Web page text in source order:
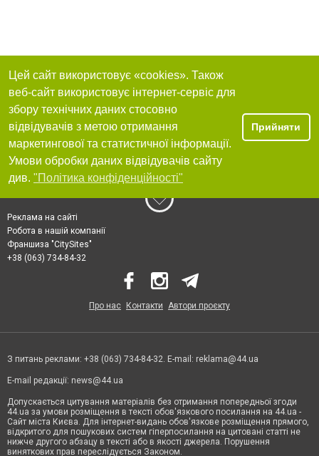
Цей сайт використовує «cookies». Також
веб-сайт використовує інтернет-сервіс для
збору технічних даних стосовно
відвідувачів з метою отримання
маркетингової та статистичної інформації.
Умови обробки даних відвідувачів сайту
див. "Політика конфіденційності"
Прийняти
Реклама на сайті
Робота в нашій компанії
Франшиза "CitySites"
+38 (063) 734-84-32
Про нас Контакти Автори проєкту
З питань реклами: +38 (063) 734-84-32. E-mail: reklama@44.ua
E-mail редакції: news@44.ua
Допускається цитування матеріалів без отримання попередньої згоди
44.ua за умови розміщення в тексті обов'язкового посилання на 44.ua -
Сайт міста Києва. Для інтернет-видань обов'язкове розміщення прямого,
відкритого для пошукових систем гіперпосилання на цитовані статті не
нижче другого абзацу в тексті або в якості джерела. Порушення
виняткових прав переслідується Законом.